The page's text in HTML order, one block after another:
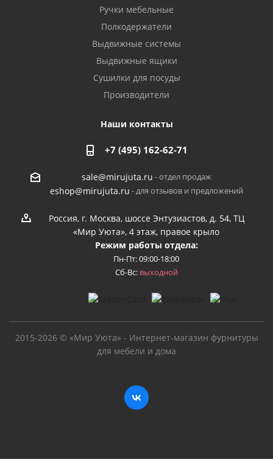
Ручки мебельные
Полкодержатели
Выдвижные системы
Выдвижные ящики
Сушилки для посуды
Производители
Наши контакты
+7 (495) 162-62-71
sale@mirujuta.ru - отдел продаж
eshop@mirujuta.ru - для отзывов и предложений
Россия, г. Москва, шоссе Энтузиастов, д. 54, ТЦ
«Мир Уюта», 4 этаж, правое крыло
Режим работы отдела:
Пн-Пт: 09:00-18:00
Сб-Вс: выходной
2015-2026 © «Мир Уюта» - Интернет-магазин фурнитуры
для мебели и дома